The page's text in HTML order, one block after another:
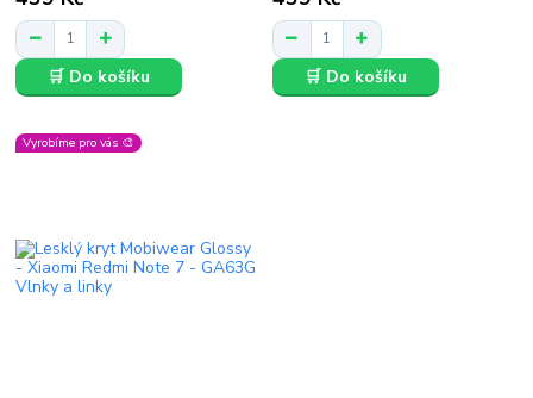
🛒 Do košíku 🛒 Do košíku
Vyrobíme pro vás 🎨